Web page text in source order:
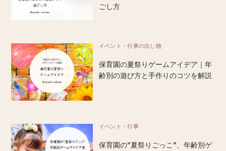
ごし方
イベント・行事の出し物
保育園の夏祭りゲームアイデア｜年
齢別の遊び方と手作りのコツを解説
イベント・行事
保育園の”夏祭りごっこ”、年齢別ゲ